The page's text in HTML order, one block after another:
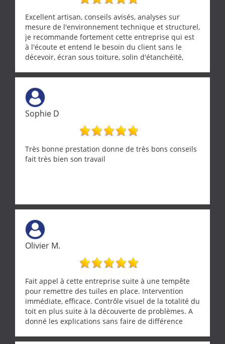
Excellent artisan, conseils avisés, analyses sur
mesure de l'environnement technique et structurel,
je recommande fortement cette entreprise qui est
à l'écoute et entend le besoin du client sans le
décevoir, écran sous toiture, solin d'étanchéité,
récupérateur d'eau, tout a été parfaitement mis en
œuvre sans besoin d'y revenir. confiance assurée.
Sophie D
Très bonne prestation donne de très bons conseils
fait très bien son travail
Olivier M.
Fait appel à cette entreprise suite à une tempête
pour remettre des tuiles en place. Intervention
immédiate, efficace. Contrôle visuel de la totalité du
toit en plus suite à la découverte de problèmes. A
donné les explications sans faire de différence